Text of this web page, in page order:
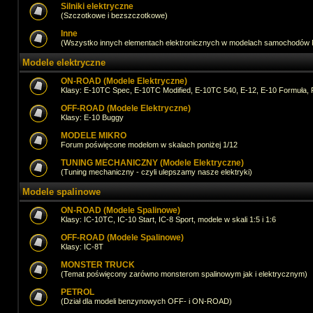
Silniki elektryczne
(Szczotkowe i bezszczotkowe)
Inne
(Wszystko innych elementach elektronicznych w modelach samochodów
Modele elektryczne
ON-ROAD (Modele Elektryczne)
Klasy: E-10TC Spec, E-10TC Modified, E-10TC 540, E-12, E-10 Formuła,
OFF-ROAD (Modele Elektryczne)
Klasy: E-10 Buggy
MODELE MIKRO
Forum poświęcone modelom w skalach poniżej 1/12
TUNING MECHANICZNY (Modele Elektryczne)
(Tuning mechaniczny - czyli ulepszamy nasze elektryki)
Modele spalinowe
ON-ROAD (Modele Spalinowe)
Klasy: IC-10TC, IC-10 Start, IC-8 Sport, modele w skali 1:5 i 1:6
OFF-ROAD (Modele Spalinowe)
Klasy: IC-8T
MONSTER TRUCK
(Temat poświęcony zarówno monsterom spalinowym jak i elektrycznym)
PETROL
(Dział dla modeli benzynowych OFF- i ON-ROAD)